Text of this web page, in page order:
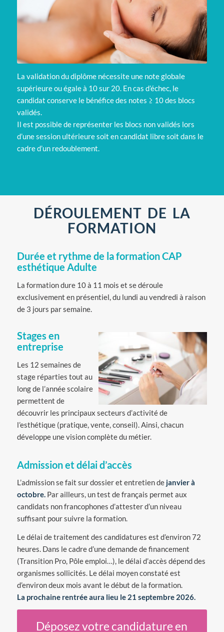
La validation du diplôme nécessite une note globale
supérieure ou égale à 10 sur 20. En cas d’échec, le
candidat conserve le bénéfice des notes ≥ 10 des blocs
validés.
Il est possible de représenter les blocs non validés lors
d’une session ultérieure soit en candidat libre soit dans le
cadre d’un redoublement.
DÉROULEMENT DE LA
FORMATION
Durée et rythme de la formation CAP
esthétique Adulte
La formation dure 10 à 11 mois et se déroule
exclusivement en présentiel, du lundi au vendredi à raison
de 3 jours par semaine.
Stages en
entreprise
Les 12 semaines de
stage réparties tout au
long de l’année scolaire
permettent de
découvrir les principaux secteurs d’activité de
l’esthétique (pratique, vente, conseil). Ainsi, chacun
développe une vision complète du métier.
Admission et délai d’accès
L’admission se fait sur dossier et entretien de janvier à
octobre. Par ailleurs, un test de français permet aux
candidats non francophones d’attester d’un niveau
suffisant pour suivre la formation.
Le délai de traitement des candidatures est d’environ 72
heures. Dans le cadre d’une demande de financement
(Transition Pro, Pôle emploi…), le délai d’accès dépend des
organismes sollicités. Le délai moyen constaté est
d’environ deux mois avant le début de la formation.
La prochaine rentrée aura lieu le 21 septembre 2026.
Déposez votre candidature en